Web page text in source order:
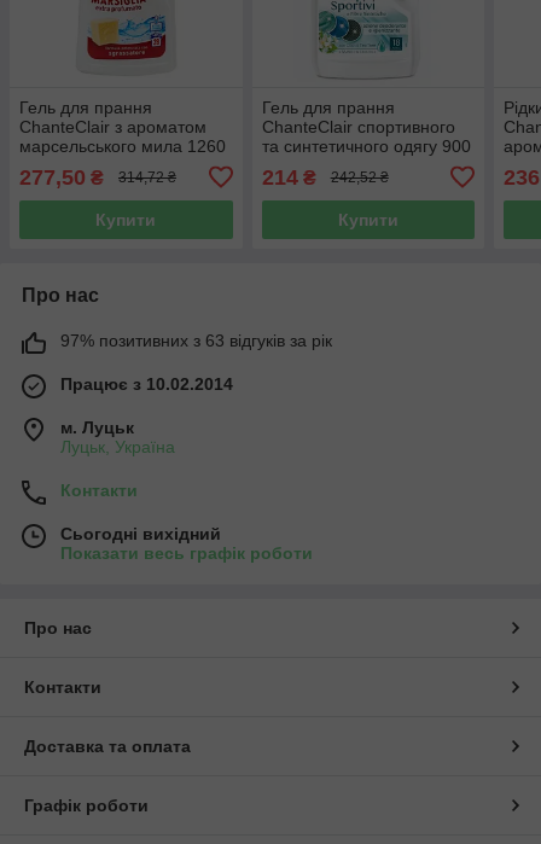
Гель для прання
ChanteClair з ароматом
марсельського мила 1260
277,50 ₴ 314,72 ₴
Купити
Гель для прання
ChanteClair спортивного
та синтетичного одягу 900
214₴ 242,52 ₴
Купити
236
Про нас
97% позитивних з 63 відгуків за рік
Працює з 10.02.2014
м. Луцьк
Луцьк, Україна
Контакти
Сьогодні вихідний
Показати весь графік роботи
Про нас
Контакти
Доставка та оплата
Графік роботи